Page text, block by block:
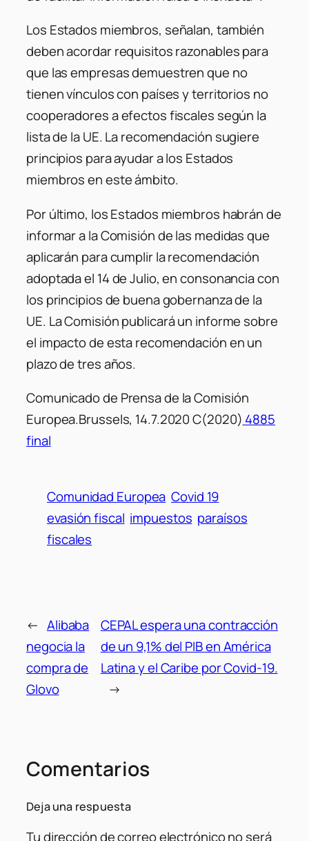
Los Estados miembros, señalan, también
deben acordar requisitos razonables para
que las empresas demuestren que no
tienen vínculos con países y territorios no
cooperadores a efectos fiscales según la
lista de la UE. La recomendación sugiere
principios para ayudar a los Estados
miembros en este ámbito.
Por último, los Estados miembros habrán de
informar a la Comisión de las medidas que
aplicarán para cumplir la recomendación
adoptada el 14 de Julio, en consonancia con
los principios de buena gobernanza de la
UE. La Comisión publicará un informe sobre
el impacto de esta recomendación en un
plazo de tres años.
Comunicado de Prensa de la Comisión
Europea.Brussels, 14.7.2020 C(2020) 4885
final
Comunidad Europea Covid 19
evasión fiscal impuestos paraísos
fiscales
← Alibaba
negocia la
compra de
Glovo
CEPAL espera una contracción
de un 9,1% del PIB en América
Latina y el Caribe por Covid-19.
→
Comentarios
Deja una respuesta
Tu dirección de correo electrónico no será